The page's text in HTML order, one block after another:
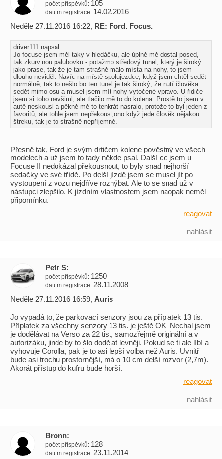
počet příspěvků 105
datum registrace 14.02.2016
Neděle 27.11.2016 16:22, RE: Ford. Focus.
driver111 napsal:
Jo focuse jsem měl taky v hledáčku, ale úplně mě dostal posed,
tak zkurv.nou palubovku - potažmo středový tunel, který je široký
jako prase, tak že je tam strašně málo místa na nohy, to jsem
dlouho neviděl. Navíc na místě spolujezdce, když jsem chtěl sedět
normálně, tak to nešlo bo ten tunel je tak široký, že nutí člověka
sedět mimo osu a musel jsem mít nohy vytočené vpravo. U řidiče
jsem si toho nevšiml, ale tlačilo mě to do kolena. Prostě to jsem v
autě neskousl a pěkně mě to tenkrát nasralo, protože to byl jeden z
favoritů, ale tohle jsem nepřekousl,ono když jede člověk nějakou
štreku, tak je to strašně nepříjemné.
Přesně tak, Ford je svým drtičem kolene pověstný ve všech
modelech a už jsem to tady někde psal. Další co jsem u
Focuse II nedokázal překousnout, to byly snad nejhorší
sedačky ve své třídě. Po delší jízdě jsem se musel jít po
vystoupení z vozu nejdříve rozhýbat. Ale to se snad už v
nástupci zlepšilo. K jízdním vlastnostem jsem naopak neměl
připomínku.
reagovat
nahlásit
Petr S
počet příspěvků 1250
datum registrace 28.11.2008
Neděle 27.11.2016 16:59, Auris
Jo vypadá to, že parkovací senzory jsou za příplatek 13 tis.
Příplatek za všechny senzory 13 tis. je ještě OK. Nechal jsem
je dodělávat na Verso za 22 tis., samozřejmě originální a v
autorizáku, jinde by to šlo dodělat levněji. Pokud se ti ale líbí a
vyhovuje Corolla, pak je to asi lepší volba než Auris. Uvnitř
bude asi trochu prostornější, má o 10 cm delší rozvor (2,7m).
Akorát přístup do kufru bude horší.
reagovat
nahlásit
Bronn
počet příspěvků 128
datum registrace 23.11.2014